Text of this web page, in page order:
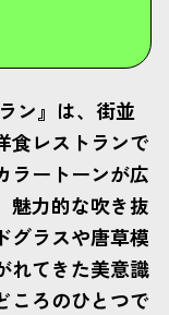
ン』は、街並
食レストランで
ラートーンが広
魅力的な吹き抜
グラスや唐草模
れてきた美意識
ころのひとつで